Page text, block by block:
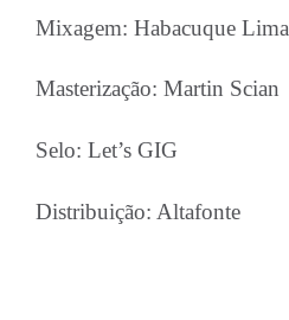
Mixagem: Habacuque Lima
Masterização: Martin Scian
Selo: Let’s GIG
Distribuição: Altafonte